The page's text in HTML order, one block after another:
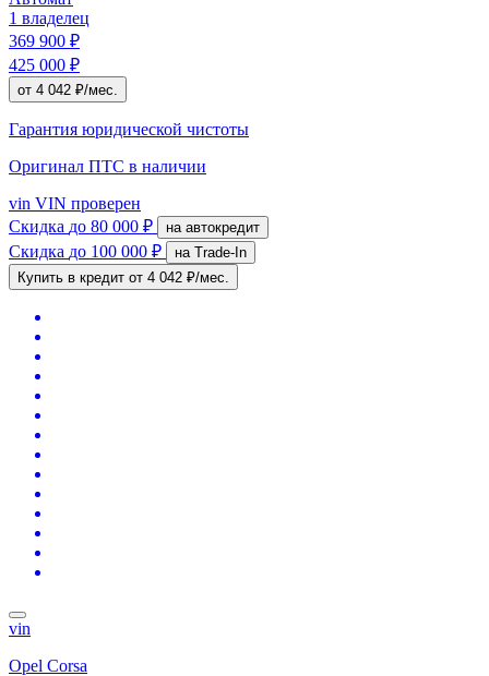
1 владелец
369 900 ₽
425 000 ₽
от 4 042 ₽/мес.
Гарантия юридической чистоты
Оригинал ПТС в наличии
vin VIN проверен
Скидка до 80 000 ₽ на автокредит
Скидка до 100 000 ₽
на Trade-In
Купить в кредит от 4 042 ₽/мес.
vin
Opel Corsa